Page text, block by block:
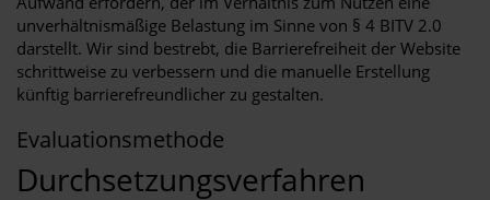
unverhältnismäßige Belastung im Sinne von § 4 BITV 2.0
darstellt. Wir sind bestrebt, die Barrierefreiheit der Website
schrittweise zu verbessern und die manuelle Erstellung
künftig barrierefreundlicher zu gestalten.
Evaluationsmethode
Durchsetzungsverfahren